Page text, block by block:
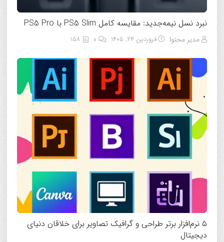
نبرد نسل نیمه‌جدید: مقایسه کامل PS5 Slim با PS5 Pro
مدیر محتوا فروردین ۲۴, ۱۴۰۵ 158
۵ نرم‌افزار برتر طراحی و گرافیک تصاویر برای خلاقان دنیای
دیجیتال